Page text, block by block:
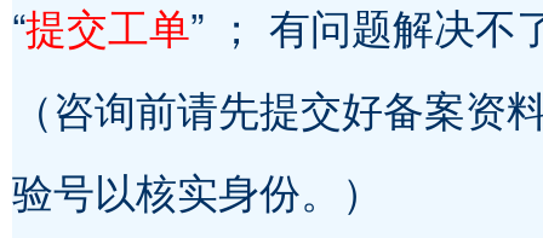
“提交工单” ； 有问题解决不
（咨询前请先提交好备案
验号以核实身份。）